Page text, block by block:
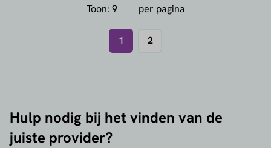
Toon: per pagina
1 2
Hulp nodig bij het vinden van de
juiste provider?